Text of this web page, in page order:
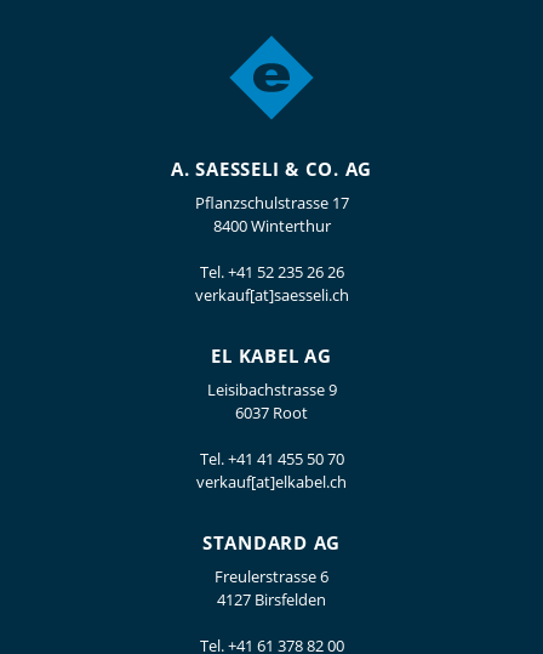
A. SAESSELI & CO. AG
Pflanzschulstrasse 17
8400 Winterthur
Tel.+41 52 235 26 26
verkauf[at]saesseli.ch
EL KABEL AG
Leisibachstrasse 9
6037 Root
Tel.+41 41 455 50 70
verkauf[at]elkabel.ch
STANDARD AG
Freulerstrasse 6
4127 Birsfelden
Tel.+41 61 378 82 00